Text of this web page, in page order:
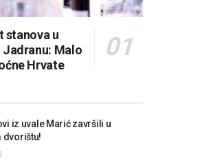
stanova u
Jadranu: Malo
Hrvate
iz uvale Marić završili u
dvorištu!